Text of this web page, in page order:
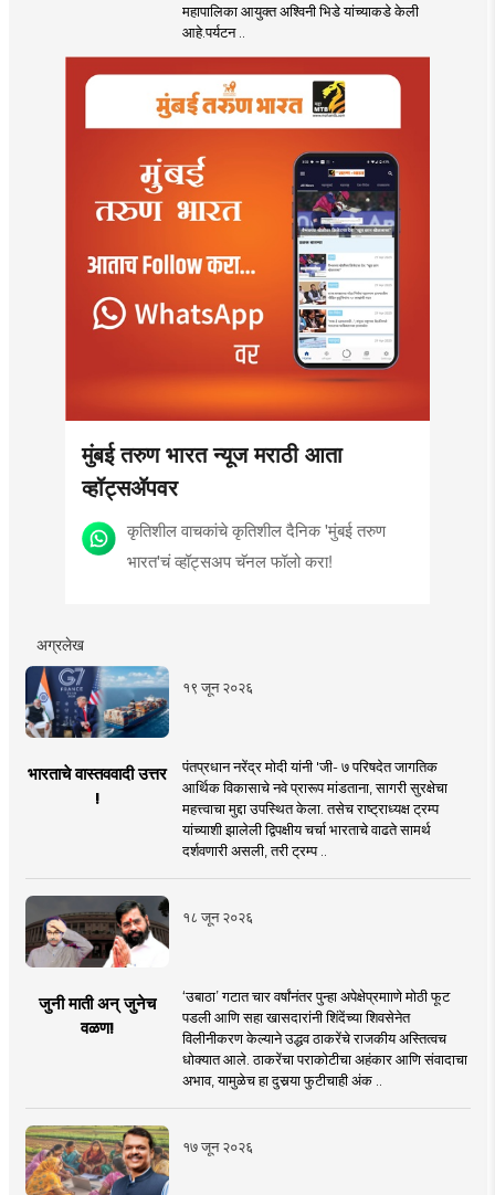
आयुक्तांना पत्र
महापालिका आयुक्त अश्विनी भिडे यांच्याकडे केली
आहे.पर्यटन ..
मुंबई तरुण भारत न्यूज मराठी आता
व्हॉट्सॲपवर
कृतिशील वाचकांचे कृतिशील दैनिक 'मुंबई तरुण
भारत'चं व्हॉट्सअप चॅनल फॉलो करा!
अग्रलेख
१९ जून २०२६
भारताचे वास्तववादी उत्तर
!
पंतप्रधान नरेंद्र मोदी यांनी 'जी- ७ परिषदेत जागतिक
आर्थिक विकासाचे नवे प्रारूप मांडताना, सागरी सुरक्षेचा
महत्त्वाचा मुद्दा उपस्थित केला. तसेच राष्ट्राध्यक्ष ट्रम्प
यांच्याशी झालेली द्विपक्षीय चर्चा भारताचे वाढते सामर्थ
दर्शवणारी असली, तरी ट्रम्प ..
१८ जून २०२६
जुनी माती अन् जुनेच
वळण!
‘उबाठा’ गटात चार वर्षांनंतर पुन्हा अपेक्षेप्रमााणे मोठी फूट
पडली आणि सहा खासदारांनी शिंदेंच्या शिवसेनेत
विलीनीकरण केल्याने उद्धव ठाकरेंचे राजकीय अस्तित्वच
धोक्यात आले. ठाकरेंचा पराकोटीचा अहंकार आणि संवादाचा
अभाव, यामुळेच हा दुसर्‍या फुटीचाही अंक ..
१७ जून २०२६